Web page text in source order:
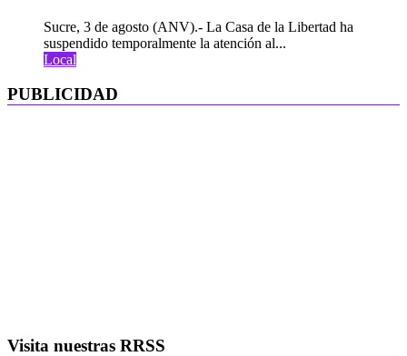
Sucre, 3 de agosto (ANV).- La Casa de la Libertad ha
suspendido temporalmente la atención al...
Local
PUBLICIDAD
Visita nuestras RRSS